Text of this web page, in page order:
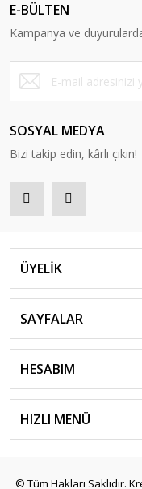
E-BÜLTEN
Kampanya ve
SOSYAL MEDYA
Bizi takip edin, kârlı çıkın!
ÜYELİK
SAYFALAR
HESABIM
HIZLI MENÜ
© Tüm Hakları Saklıdır.